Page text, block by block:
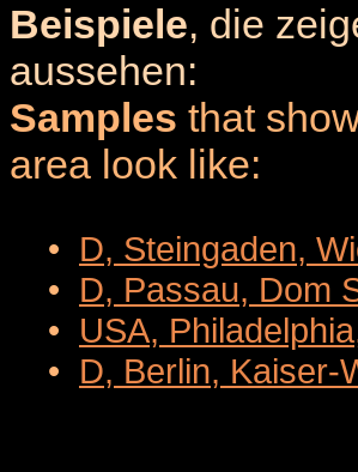
Beispiele, die
aussehen:
Samples that
area look like:
• D, Steingaden,
• D, Passau, Dom
• USA,
• D, Berlin, Kaiser-